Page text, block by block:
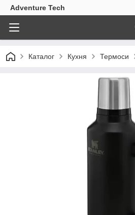
Adventure Tech
Каталог Кухня Термоси